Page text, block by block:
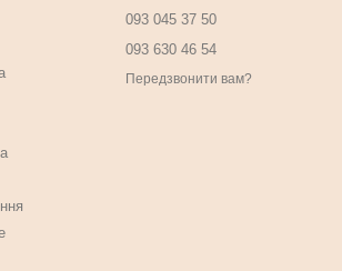
093 045 37 50
093 630 46 54
Передзвонити вам?